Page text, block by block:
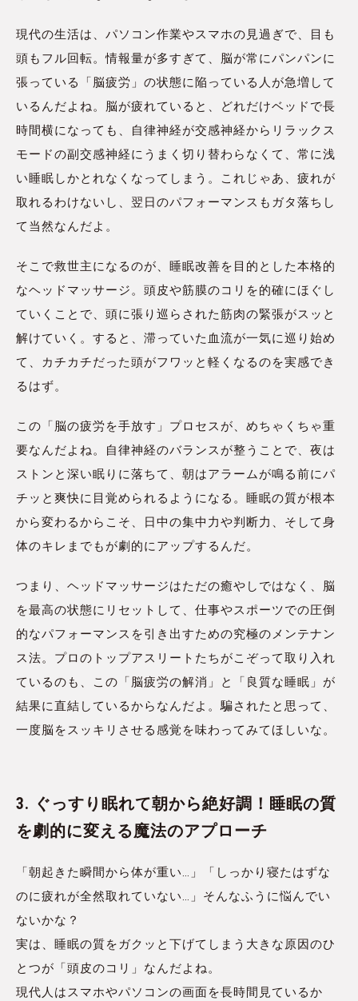
現代の生活は、パソコン作業やスマホの見過ぎで、目も
頭もフル回転。情報量が多すぎて、脳が常にパンパンに
張っている「脳疲労」の状態に陥っている人が急増して
いるんだよね。脳が疲れていると、どれだけベッドで長
時間横になっても、自律神経が交感神経からリラックス
モードの副交感神経にうまく切り替わらなくて、常に浅
い睡眠しかとれなくなってしまう。これじゃあ、疲れが
取れるわけないし、翌日のパフォーマンスもガタ落ちし
て当然なんだよ。
そこで救世主になるのが、睡眠改善を目的とした本格的
なヘッドマッサージ。頭皮や筋膜のコリを的確にほぐし
ていくことで、頭に張り巡らされた筋肉の緊張がスッと
解けていく。すると、滞っていた血流が一気に巡り始め
て、カチカチだった頭がフワッと軽くなるのを実感でき
るはず。
この「脳の疲労を手放す」プロセスが、めちゃくちゃ重
要なんだよね。自律神経のバランスが整うことで、夜は
ストンと深い眠りに落ちて、朝はアラームが鳴る前にパ
チッと爽快に目覚められるようになる。睡眠の質が根本
から変わるからこそ、日中の集中力や判断力、そして身
体のキレまでもが劇的にアップするんだ。
つまり、ヘッドマッサージはただの癒やしではなく、脳
を最高の状態にリセットして、仕事やスポーツでの圧倒
的なパフォーマンスを引き出すための究極のメンテナン
ス法。プロのトップアスリートたちがこぞって取り入れ
ているのも、この「脳疲労の解消」と「良質な睡眠」が
結果に直結しているからなんだよ。騙されたと思って、
一度脳をスッキリさせる感覚を味わってみてほしいな。
3. ぐっすり眠れて朝から絶好調！睡眠の質
を劇的に変える魔法のアプローチ
「朝起きた瞬間から体が重い…」「しっかり寝たはずな
のに疲れが全然取れていない…」そんなふうに悩んでい
ないかな？
実は、睡眠の質をガクッと下げてしまう大きな原因のひ
とつが「頭皮のコリ」なんだよね。
現代人はスマホやパソコンの画面を長時間見ているか